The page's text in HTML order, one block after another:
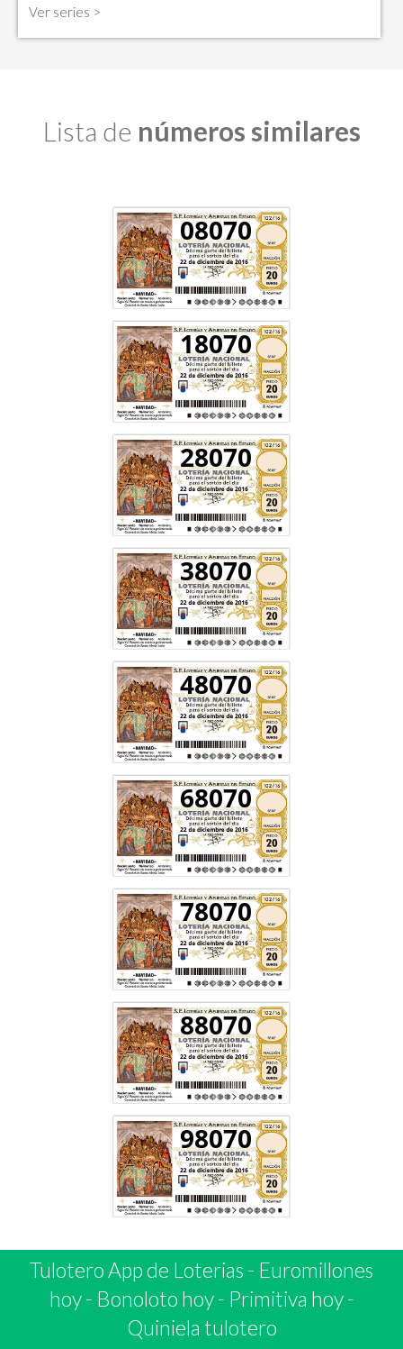
Ver series >
Lista de números similares
08070
18070
28070
38070
48070
68070
78070
88070
98070
Tulotero App de Loterias - Euromillones
hoy- Bonoloto hoy- Primitiva hoy-
Quiniela tulotero